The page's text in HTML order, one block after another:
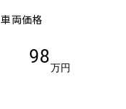
車両価格
98
万円